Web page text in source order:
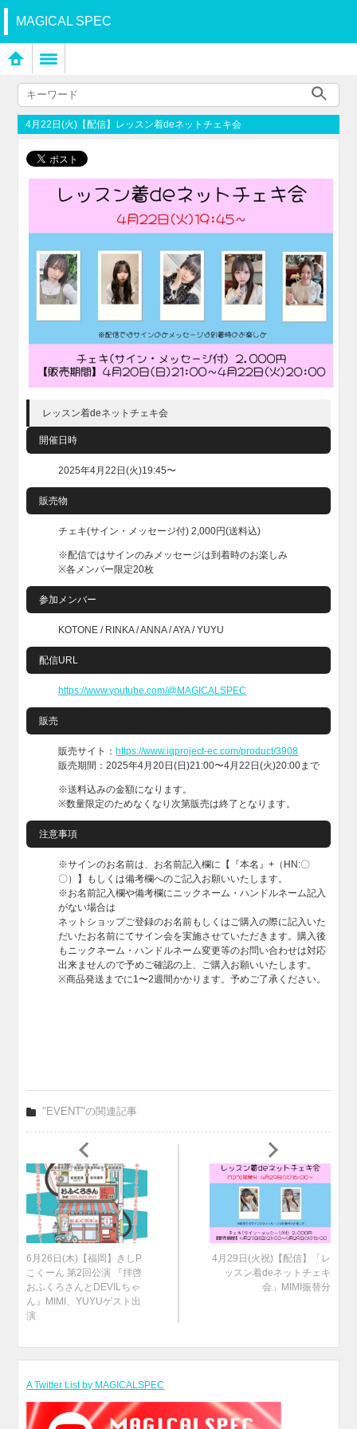
MAGICAL SPEC
4月22日(火)【配信】レッスン着deネットチェキ会
レッスン着deネットチェキ会
開催日時
2025年4月22日(火)19:45〜
販売物
チェキ(サイン・メッセージ付) 2,000円(送料込)
※配信ではサインのみメッセージは到着時のお楽しみ
※各メンバー限定20枚
参加メンバー
KOTONE / RINKA / ANNA / AYA / YUYU
配信URL
https://www.youtube.com/@MAGICALSPEC
販売
販売サイト： https://www.iqproject-ec.com/product/3908
販売期間：2025年4月20日(日)21:00〜4月22日(火)20:00まで
※送料込みの金額になります。
※数量限定のためなくなり次第販売は終了となります。
注意事項
※サインのお名前は、お名前記入欄に【『本名』+（HN:〇
〇）】もしくは備考欄へのご記入お願いいたします。
※お名前記入欄や備考欄にニックネーム・ハンドルネーム記入
がない場合は
ネットショップご登録のお名前もしくはご購入の際に記入いた
だいたお名前にてサイン会を実施させていただきます。購入後
もニックネーム・ハンドルネーム変更等のお問い合わせは対応
出来ませんので予めご確認の上、ご購入お願いいたします。
※商品発送までに1〜2週間かかります。予めご了承ください。
"EVENT"の関連記事
6月26日(木)【福岡】きしP
こくーん 第2回公演 『拝啓
おふくろさんとDEVILちゃ
ん』MIMI、YUYUゲスト出
演
4月29日(火祝)【配信】「レ
ッスン着deネットチェキ
会」MIMI振替分
A Twitter List by MAGICALSPEC